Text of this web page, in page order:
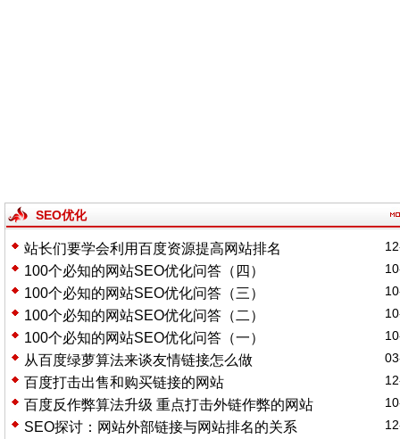
SEO优化
站长们要学会利用百度资源提高网站排名
100个必知的网站SEO优化问答（四）
100个必知的网站SEO优化问答（三）
100个必知的网站SEO优化问答（二）
100个必知的网站SEO优化问答（一）
从百度绿萝算法来谈友情链接怎么做
百度打击出售和购买链接的网站
百度反作弊算法升级 重点打击外链作弊的网站
SEO探讨：网站外部链接与网站排名的关系